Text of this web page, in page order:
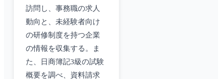
訪問し、事務職の求人
動向と、未経験者向け
の研修制度を持つ企業
の情報を収集する。ま
た、日商簿記3級の試験
概要を調べ、資料請求